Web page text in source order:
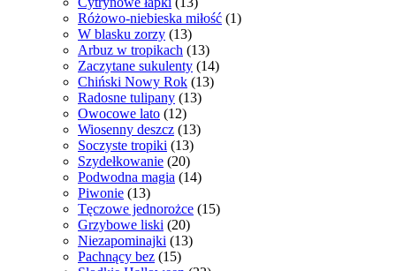
Różowo-niebieska miłość (1)
W blasku zorzy (13)
Arbuz w tropikach (13)
Zaczytane sukulenty (14)
Chiński Nowy Rok (13)
Radosne tulipany (13)
Owocowe lato (12)
Wiosenny deszcz (13)
Soczyste tropiki (13)
Szydełkowanie (20)
Podwodna magia (14)
Piwonie (13)
Tęczowe jednorożce (15)
Grzybowe liski (20)
Niezapominajki (13)
Pachnący bez (15)